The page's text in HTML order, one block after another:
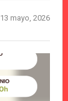
13 mayo, 2026